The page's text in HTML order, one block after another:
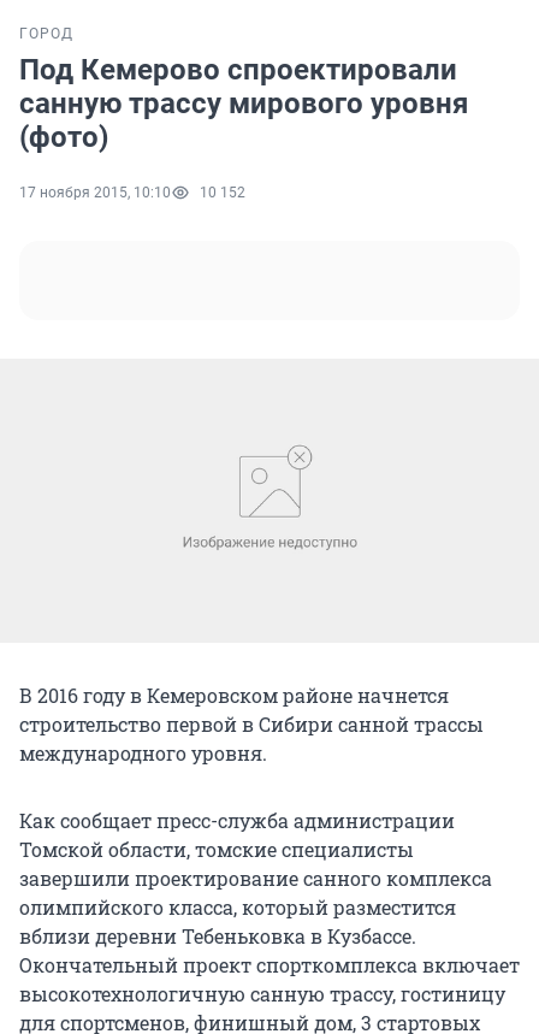
ГОРОД
Под Кемерово спроектировали
санную трассу мирового уровня
(фото)
17 ноября 2015, 10:10 10 152
В 2016 году в Кемеровском районе начнется
строительство первой в Сибири санной трассы
международного уровня.
Как сообщает пресс-служба администрации
Томской области, томские специалисты
завершили проектирование санного комплекса
олимпийского класса, который разместится
вблизи деревни Тебеньковка в Кузбассе.
Окончательный проект спорткомплекса включает
высокотехнологичную санную трассу, гостиницу
для спортсменов, финишный дом, 3 стартовых